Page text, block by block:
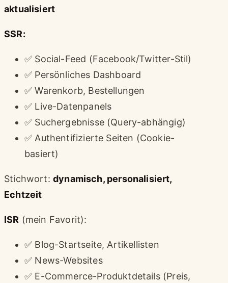
aktualisiert
SSR:
✅ Social-Feed (Facebook/Twitter-Stil)
✅ Persönliches Dashboard
✅ Warenkorb, Bestellungen
✅ Live-Datenpanels
✅ Suchergebnisse (Query-abhängig)
✅ Authentifizierte Seiten (Cookie-
basiert)
Stichwort: dynamisch, personalisiert,
Echtzeit
ISR (mein Favorit):
✅ Blog-Startseite, Artikellisten
✅ News-Websites
✅ E-Commerce-Produktdetails (Preis,